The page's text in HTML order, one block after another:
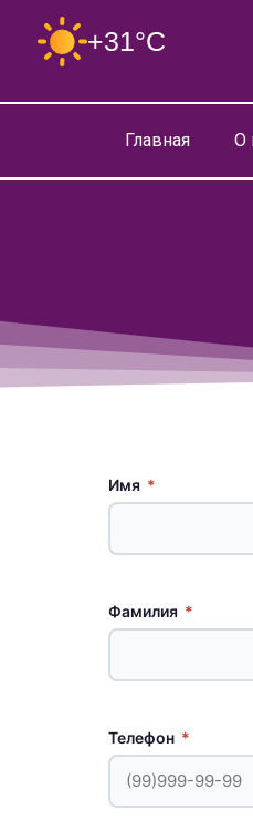
+31°C
Главная О
Имя *
Фамилия *
Телефон *